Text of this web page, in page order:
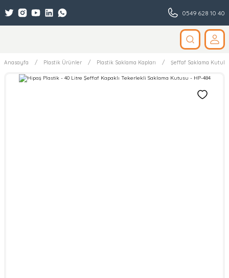
0549 628 10 40
Anasayfa Plastik Ürünler Plastik Saklama Kapları Şeffaf Saklama